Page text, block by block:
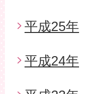
平成25年
平成24年